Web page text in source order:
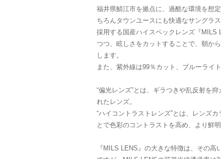
福井県鯖江市を拠点に、過酷な環境を想
ちろんタウンユースにも快適なサングラ
採用する国産ハイスペックレンズ『MILS
つつ、眩しさをカットすることで、朝か
します。
また、紫外線は99％カット、ブルーライ
“偏光レンズ”とは、ギラつきや乱反射を
れたレンズ。
“ハイコントラストレンズ”とは、レンズ
とで色彩のコントラストを高め、より鮮
『MILS LENS』の大きな特徴は、その